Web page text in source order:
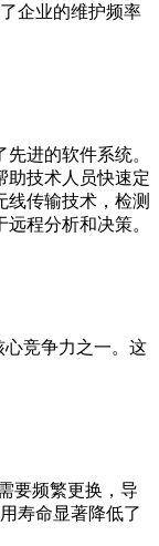
企业的维护频率
进的软件系统。
助技术人员快速定
线传输技术，检测
程分析和决策。
心竞争力之一。这
要频繁更换，导
寿命显著降低了